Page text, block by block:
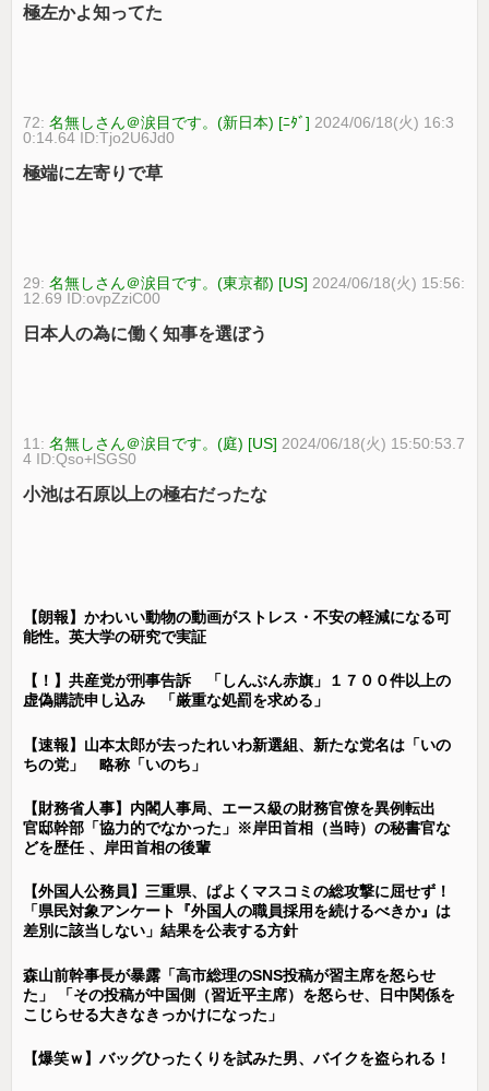
極左かよ知ってた
72:名無しさん＠涙目です。(新日本) [ﾆﾀﾞ] 2024/06/18(火) 16:3
0:14.64 ID:Tjo2U6Jd0
極端に左寄りで草
29:名無しさん＠涙目です。(東京都) [US] 2024/06/18(火) 15:56:
12.69 ID:ovpZziC00
日本人の為に働く知事を選ぼう
11:名無しさん＠涙目です。(庭) [US] 2024/06/18(火) 15:50:53.7
4 ID:Qso+lSGS0
小池は石原以上の極右だったな
【朗報】かわいい動物の動画がストレス・不安の軽減になる可
能性。英大学の研究で実証
【！】共産党が刑事告訴 「しんぶん赤旗」１７００件以上の
虚偽購読申し込み 「厳重な処罰を求める」
【速報】山本太郎が去ったれいわ新選組、新たな党名は「いの
ちの党」 略称「いのち」
【財務省人事】内閣人事局、エース級の財務官僚を異例転出
官邸幹部「協力的でなかった」※岸田首相（当時）の秘書官な
どを歴任 、岸田首相の後輩
【外国人公務員】三重県、ぱよくマスコミの総攻撃に屈せず！
「県民対象アンケート『外国人の職員採用を続けるべきか』は
差別に該当しない」結果を公表する方針
森山前幹事長が暴露「高市総理のSNS投稿が習主席を怒らせ
た」 「その投稿が中国側（習近平主席）を怒らせ、日中関係を
こじらせる大きなきっかけになった」
【爆笑ｗ】バッグひったくりを試みた男、バイクを盗られる！